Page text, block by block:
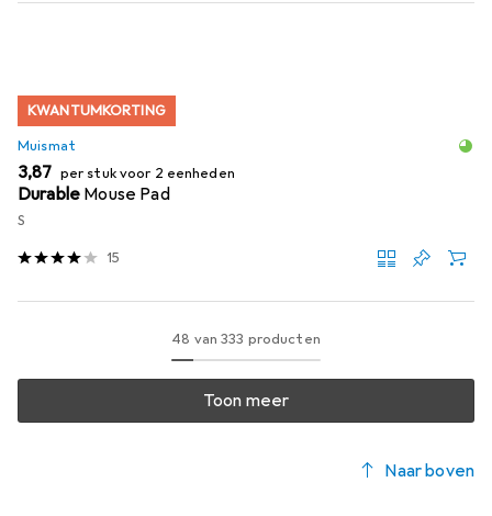
KWANTUMKORTING
Muismat
EUR
3,87 per stuk voor 2 eenheden
Durable Mouse Pad
S
15
48 van 333 producten
Toon meer
Naar boven